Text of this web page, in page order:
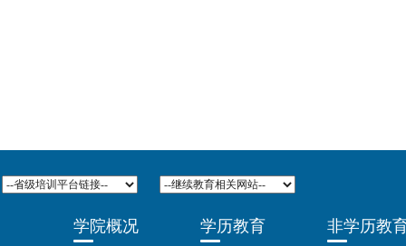
学院概况 学历教育 非学历教